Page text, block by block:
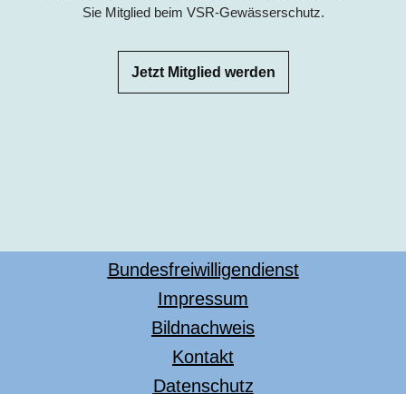
Sie Mitglied beim VSR-Gewässerschutz.
Jetzt Mitglied werden
Bundesfreiwilligendienst
Impressum
Bildnachweis
Kontakt
Datenschutz